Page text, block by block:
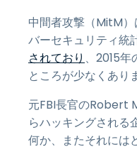
中間者攻撃（MitM
バーセキュリティ統
されており 、2015
ところが少なくあり
元FBI長官のRobert
らハッキングされる
何か、またそれには